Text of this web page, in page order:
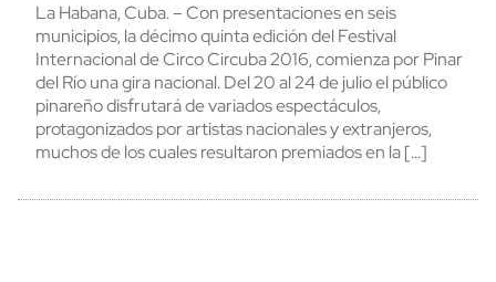
La Habana, Cuba. – Con presentaciones en seis
municipios, la décimo quinta edición del Festival
Internacional de Circo Circuba 2016, comienza por Pinar
del Río una gira nacional. Del 20 al 24 de julio el público
pinareño disfrutará de variados espectáculos,
protagonizados por artistas nacionales y extranjeros,
muchos de los cuales resultaron premiados en la […]